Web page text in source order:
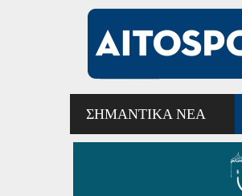
ΣΗΜΑΝΤΙΚΆ ΝΈΑ